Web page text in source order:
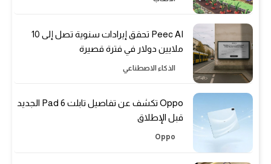
Peec AI تحقق إيرادات سنوية تصل إلى 10
ملايين دولار في فترة قصيرة
الذكاء الاصطناعي
Oppo تكشف عن تفاصيل تابلت Pad 6 الجديد
قبل الإطلاق
Oppo